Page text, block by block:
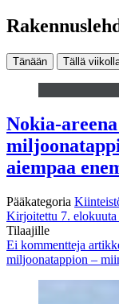
Tänään Tällä
Nokia-
aiempaa
Pääkategoria
Kirjoitettu 7. elokuuta
Tilaajille
Ei kommentteja
miljoonatappion –